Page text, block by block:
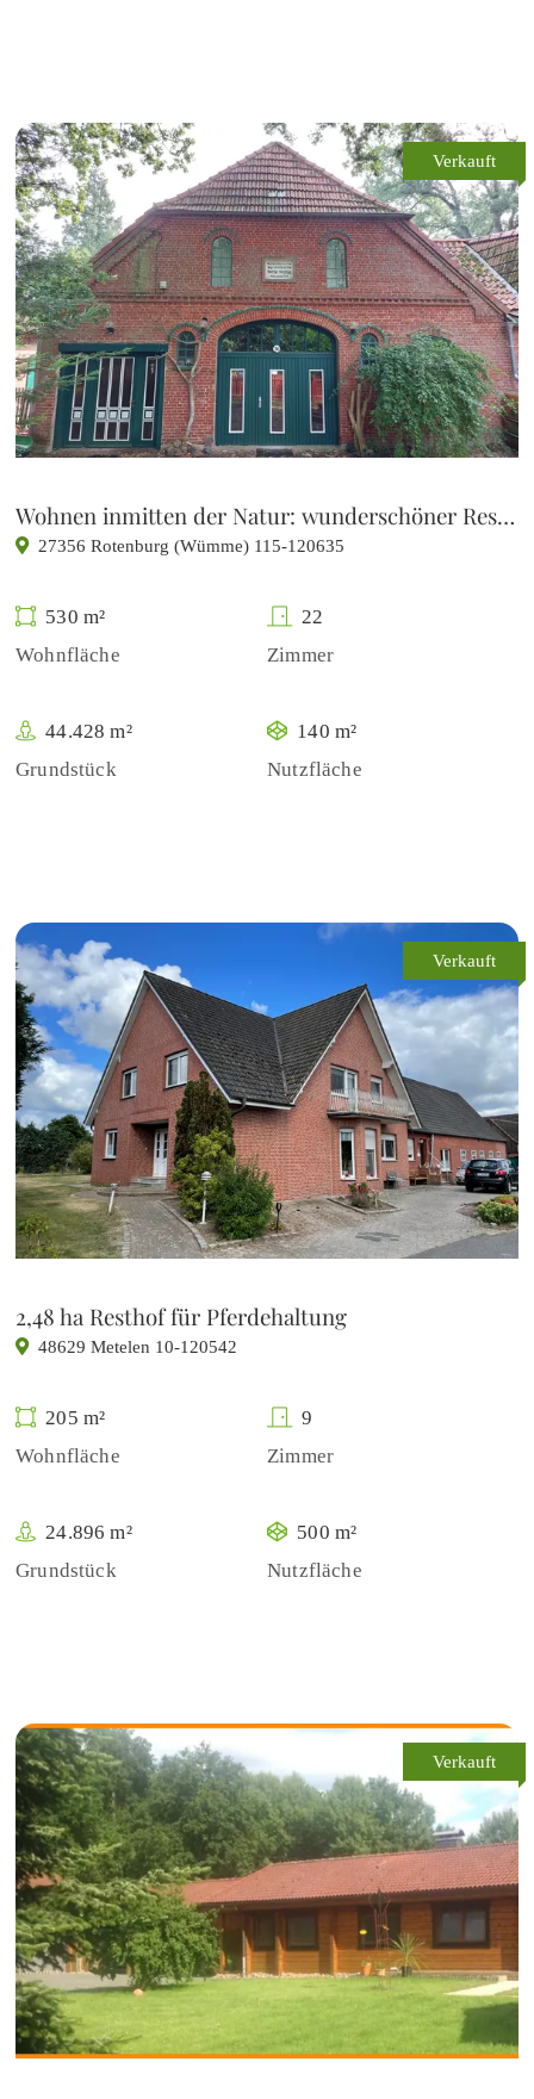
Verkauft
Wohnen inmitten der Natur: wunderschöner Resthof mit viel Potenzial
27356 Rotenburg (Wümme) 115-120635
530 m²
Wohnfläche
22
Zimmer
44.428 m²
Grundstück
140 m²
Nutzfläche
Verkauft
2,48 ha Resthof für Pferdehaltung
48629 Metelen 10-120542
205 m²
Wohnfläche
9
Zimmer
24.896 m²
Grundstück
500 m²
Nutzfläche
Verkauft